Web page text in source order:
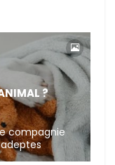
?
compagnie
compagnon à